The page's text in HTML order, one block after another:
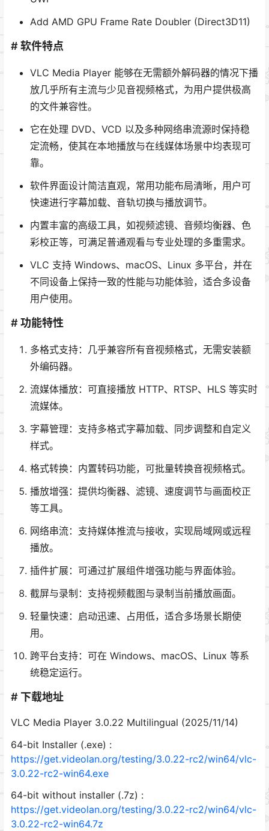
Add AMD GPU Frame Rate Doubler (Direct3D11)
# 软件特点
VLC Media Player 能够在无需额外解码器的情况下播
放几乎所有主流与少见音视频格式，为用户提供极高
的文件兼容性。
它在处理 DVD、VCD 以及多种网络串流源时保持稳
定流畅，使其在本地播放与在线媒体场景中均表现可
靠。
软件界面设计简洁直观，常用功能布局清晰，用户可
快速进行字幕加载、音轨切换与播放调节。
内置丰富的高级工具，如视频滤镜、音频均衡器、色
彩校正等，可满足普通观看与专业处理的多重需求。
VLC 支持 Windows、macOS、Linux 多平台，并在
不同设备上保持一致的性能与功能体验，适合多设备
用户使用。
# 功能特性
多格式支持：几乎兼容所有音视频格式，无需安装额
外编码器。
流媒体播放：可直接播放 HTTP、RTSP、HLS 等实时
流媒体。
字幕管理：支持多格式字幕加载、同步调整和自定义
样式。
格式转换：内置转码功能，可批量转换音视频格式。
播放增强：提供均衡器、滤镜、速度调节与画面校正
等工具。
网络串流：支持媒体推流与接收，实现局域网或远程
播放。
插件扩展：可通过扩展组件增强功能与界面体验。
截屏与录制：支持视频截图与录制当前播放画面。
轻量快速：启动迅速、占用低，适合多场景长期使
用。
跨平台支持：可在 Windows、macOS、Linux 等系
统稳定运行。
# 下载地址
VLC Media Player 3.0.22 Multilingual (2025/11/14)
64-bit Installer (.exe) :
https://get.videolan.org/testing/3.0.22-rc2/win64/vlc-
3.0.22-rc2-win64.exe
64-bit without installer (.7z) :
https://get.videolan.org/testing/3.0.22-rc2/win64/vlc-
3.0.22-rc2-win64.7z